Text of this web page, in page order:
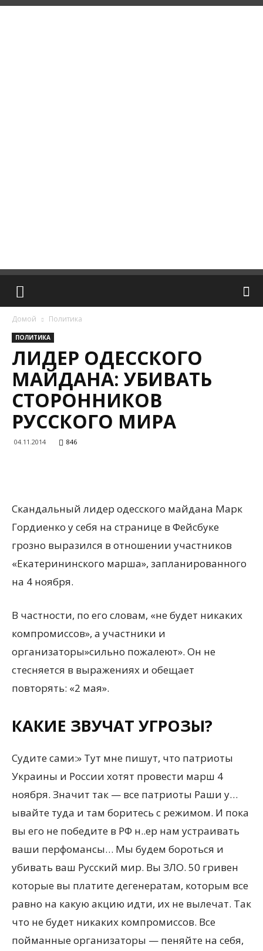
Домой Политика
ПОЛИТИКА
ЛИДЕР ОДЕССКОГО
МАЙДАНА: УБИВАТЬ
СТОРОННИКОВ
РУССКОГО МИРА
04.11.2014 846
Скандальный лидер одесского майдана Марк
Гордиенко у себя на странице в Фейсбуке
грозно выразился в отношении участников
«Екатерининского марша», запланированного
на 4 ноября.
В частности, по его словам, «не будет никаких
компромиссов», а участники и
организаторы»сильно пожалеют». Он не
стесняется в выражениях и обещает
повторять: «2 мая».
КАКИЕ ЗВУЧАТ УГРОЗЫ?
Судите сами:» Тут мне пишут, что патриоты
Украины и России хотят провести марш 4
ноября. Значит так — все патриоты Раши у…
ывайте туда и там боритесь с режимом. И пока
вы его не победите в РФ н..ер нам устраивать
ваши перфомансы… Мы будем бороться и
убивать ваш Русский мир. Вы ЗЛО. 50 гривен
которые вы платите дегенератам, которым все
равно на какую акцию идти, их не вылечат. Так
что не будет никаких компромиссов. Все
пойманные организаторы — пеняйте на себя,